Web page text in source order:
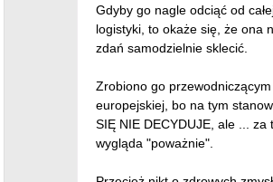
Gdyby go nagle odciąć od
logistyki, to okaże się, że ona
zdań samodzielnie sklecić.
Zrobiono go
europejskiej, bo na tym
SIĘ NIE DECYDUJE, ale ... za
wygląda "poważnie".